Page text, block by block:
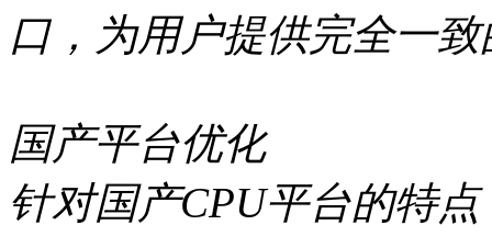
口，为用户提供完全一
国产平台优化
针对国产CPU平台的特